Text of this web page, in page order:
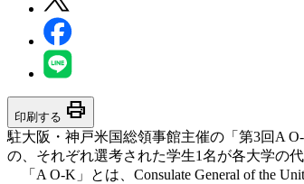
印刷する print
駐大阪・神戸米国総領事館主催の「第3回A
の、それぞれ選考された学生1名が各大学の
「A O-K」とは、Consulate General of the